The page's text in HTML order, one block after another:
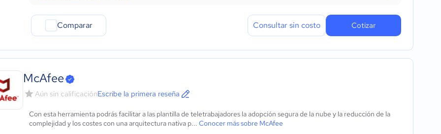
Comparar Consultar sin costo Cotizar
McAfee
Aún sin calificaciónEscribe la primera reseña
Con esta herramienta podrás facilitar a las plantilla de teletrabajadores la adopción segura de la nube y la reducción de la
complejidad y los costes con una arquitectura nativa p... Conocer más sobre McAfee